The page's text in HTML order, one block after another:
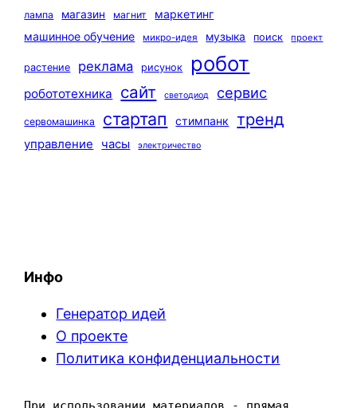
лампа
магазин магнит
маркетинг
машинное обучение
микро-идея музыка поиск проект
растение реклама рисунок робот
робототехника сайт светодиод сервис
сервомашинка стартап стимпанк тренд
управление часы электричество
Инфо
Генератор идей
О проекте
Политика конфиденциальности